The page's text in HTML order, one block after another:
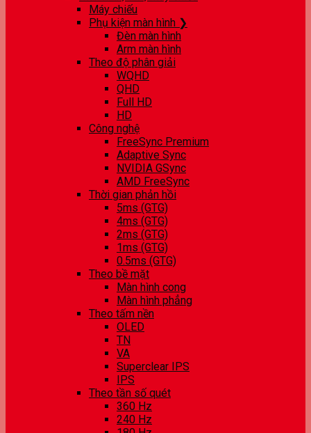
Máy chiếu
Phụ kiện màn hình ❯
Đèn màn hình
Arm màn hình
Theo độ phân giải
WQHD
QHD
Full HD
HD
Công nghệ
FreeSync Premium
Adaptive Sync
NVIDIA GSync
AMD FreeSync
Thời gian phản hồi
5ms (GTG)
4ms (GTG)
2ms (GTG)
1ms (GTG)
0.5ms (GTG)
Theo bề mặt
Màn hình cong
Màn hình phẳng
Theo tấm nền
OLED
TN
VA
Superclear IPS
IPS
Theo tần số quét
360 Hz
240 Hz